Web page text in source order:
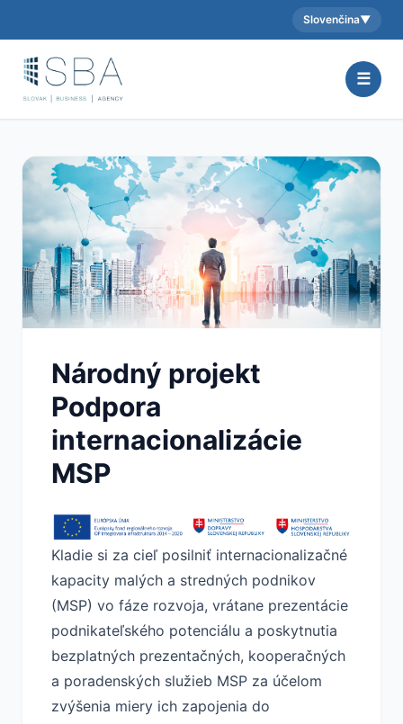
Aktuálny jazyk:
Slovenčina▼
☰
Národný projekt
Podpora
internacionalizácie
MSP
Kladie si za cieľ posilniť internacionalizačné
kapacity malých a stredných podnikov
(MSP) vo fáze rozvoja, vrátane prezentácie
podnikateľského potenciálu a poskytnutia
bezplatných prezentačných, kooperačných
a poradenských služieb MSP za účelom
zvýšenia miery ich zapojenia do